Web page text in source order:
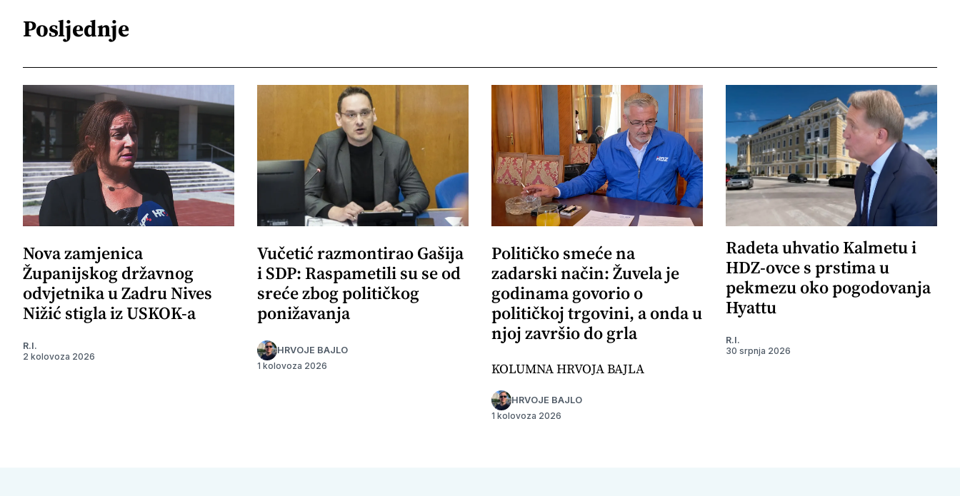
Posljednje
Nova zamjenica
Županijskog državnog
odvjetnika u Zadru Nives
Nižić stigla iz USKOK-a
R.I.
2 kolovoza 2026
Vučetić razmontirao Gašija
i SDP: Raspametili su se od
sreće zbog političkog
ponižavanja
HRVOJE BAJLO
1 kolovoza 2026
Političko smeće na
zadarski način: Žuvela je
godinama govorio o
političkoj trgovini, a onda u
njoj završio do grla
KOLUMNA HRVOJA BAJLA
HRVOJE BAJLO
1 kolovoza 2026
Radeta uhvatio Kalmetu i
HDZ-ovce s prstima u
pekmezu oko pogodovanja
Hyattu
R.I.
30 srpnja 2026